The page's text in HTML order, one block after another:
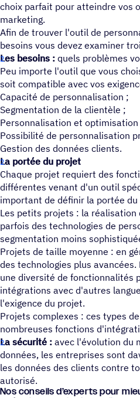
choix parfait pour atteindre vos
marketing.
Afin de trouver l'outil de
besoins vous devez examiner
Les besoins : quels problèmes
Peu importe l'outil que vous
soit compatible avec vos
Capacité de personnalisation ;
Segmentation de la clientèle ;
Personnalisation et
Possibilité de personnalisation
Gestion des données clients.
La portée du projet
Chaque projet requiert des
différentes venant d'un outil
important de définir la portée
Les petits projets : la réalisation
parfois des technologies de
segmentation moins
Projets de taille moyenne : en
des technologies plus
une diversité de fonctionnalités
intégrations avec d'autres
l'exigence du projet.
Projets complexes : ces types
nombreuses fonctions
La sécurité : avec l'évolution du
données, les entreprises sont
les données des clients contre
autorisé.
Nos conseils d’experts pour